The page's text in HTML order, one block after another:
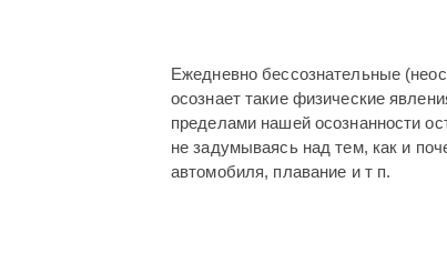
Ежедневно бессознательные
осознает такие физические
пределами нашей осознанности
не задумываясь над тем, как и
автомобиля, плавание и т п.